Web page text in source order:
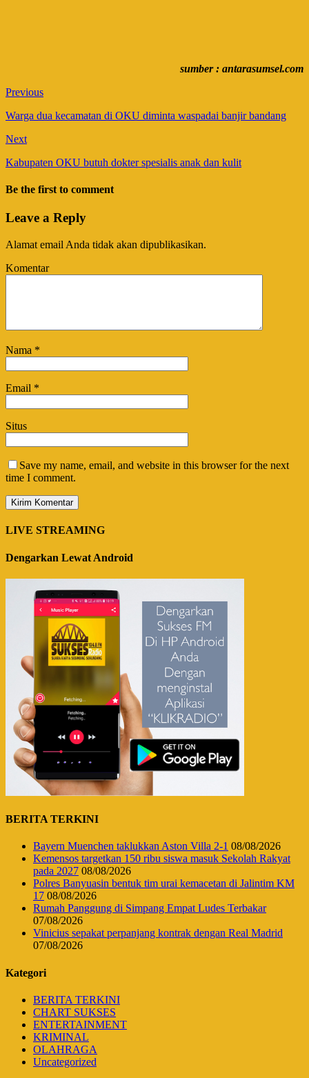
sumber : antarasumsel.com
Previous
Warga dua kecamatan di OKU diminta waspadai banjir bandang
Next
Kabupaten OKU butuh dokter spesialis anak dan kulit
Be the first to comment
Leave a Reply
Alamat email Anda tidak akan dipublikasikan.
Komentar
Nama *
Email *
Situs
Save my name, email, and website in this browser for the next
time I comment.
LIVE STREAMING
Dengarkan Lewat Android
BERITA TERKINI
Bayern Muenchen taklukkan Aston Villa 2-1 08/08/2026
Kemensos targetkan 150 ribu siswa masuk Sekolah Rakyat
pada 2027 08/08/2026
Polres Banyuasin bentuk tim urai kemacetan di Jalintim KM
17 08/08/2026
Rumah Panggung di Simpang Empat Ludes Terbakar
07/08/2026
Vinicius sepakat perpanjang kontrak dengan Real Madrid
07/08/2026
Kategori
BERITA TERKINI
CHART SUKSES
ENTERTAINMENT
KRIMINAL
OLAHRAGA
Uncategorized